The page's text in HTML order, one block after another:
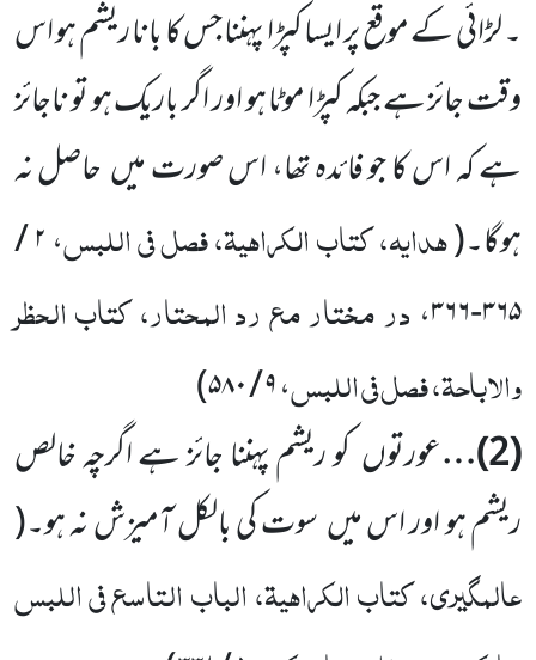
۔ لڑائی کے موقع پر ایسا کپڑا پہننا جس کا بانا ریشم ہو اس
وقت جائز ہے جبکہ کپڑا موٹا ہو اور اگر باریک ہو تو ناجائز
ہے کہ اس کا جو فائدہ تھا، اس صورت میںحاصل نہ
ہوگا۔(ہدایہ، کتاب الکراہیۃ، فصل فی اللبس ، ۲ /
۳۶۵-۳۶۶،
در مختار مع رد المحتار، کتاب الحظر
والاباحۃ، فصل فی اللبس، ۹ / ۵۸۰
)
(
2
)…عورتوں کو ریشم پہننا جائز ہے اگرچہ خالص
ریشم ہو اور اس میںسوت کی بالکل آمیزش نہ ہو۔(
عالمگیری، کتاب الکراہیۃ، الباب التاسع فی اللبس